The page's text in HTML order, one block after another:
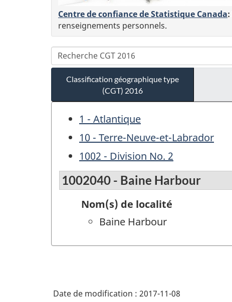
Centre de confiance de Statistique Canada:
renseignements personnels.
Classification géographique type
(CGT) 2016
1 - Atlantique
10 - Terre-Neuve-et-Labrador
1002 - Division No. 2
1002040 - Baine Harbour
Nom(s) de localité
Baine Harbour
Date de modification : 2017-11-08